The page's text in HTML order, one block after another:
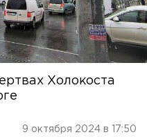
Холокоста
9 октября 2024 в 17:50